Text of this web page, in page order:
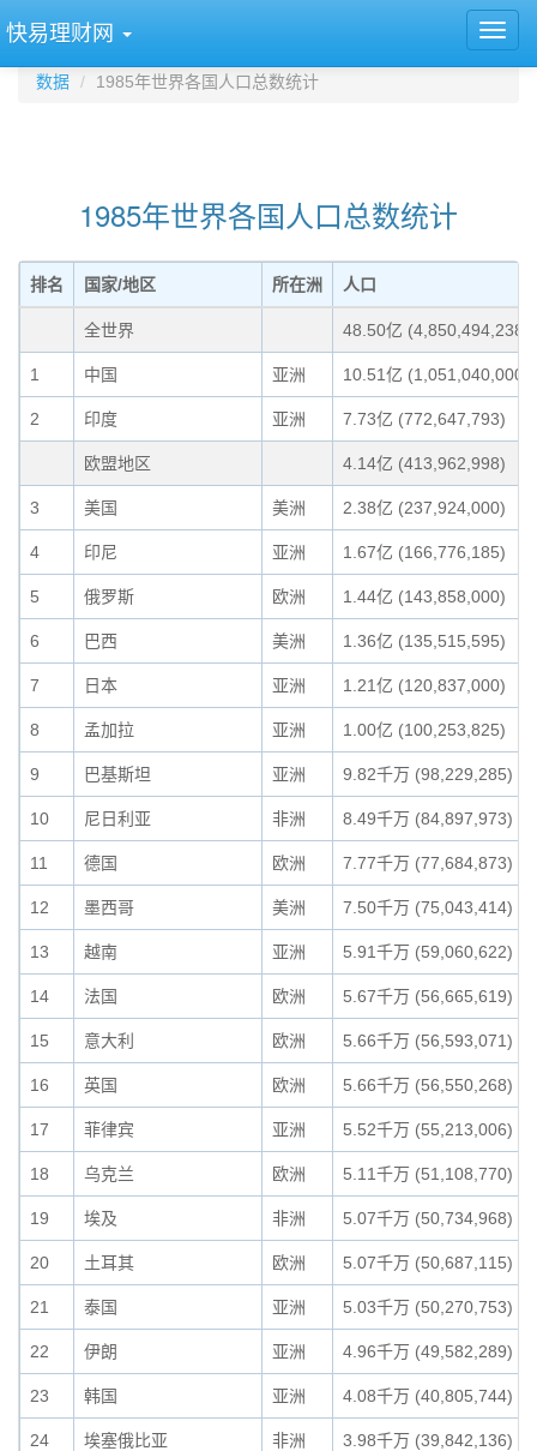
快易理财网
数据 1985年世界各国人口总数统计
1985年世界各国人口总数统计
排名 国家/地区 所在洲 人口
全世界 48.50亿 (4,850,494,238)
1 中国 亚洲 10.51亿 (1,051,040,000)
2 印度 亚洲 7.73亿 (772,647,793)
欧盟地区 4.14亿 (413,962,998)
3 美国 美洲 2.38亿 (237,924,000)
4 印尼 亚洲 1.67亿 (166,776,185)
5 俄罗斯 欧洲 1.44亿 (143,858,000)
6 巴西 美洲 1.36亿 (135,515,595)
7 日本 亚洲 1.21亿 (120,837,000)
8 孟加拉 亚洲 1.00亿 (100,253,825)
9 巴基斯坦 亚洲 9.82千万 (98,229,285)
10 尼日利亚 非洲 8.49千万 (84,897,973)
11 德国 欧洲 7.77千万 (77,684,873)
12 墨西哥 美洲 7.50千万 (75,043,414)
13 越南 亚洲 5.91千万 (59,060,622)
14 法国 欧洲 5.67千万 (56,665,619)
15 意大利 欧洲 5.66千万 (56,593,071)
16 英国 欧洲 5.66千万 (56,550,268)
17 菲律宾 亚洲 5.52千万 (55,213,006)
18 乌克兰 欧洲 5.11千万 (51,108,770)
19 埃及 非洲 5.07千万 (50,734,968)
20 土耳其 欧洲 5.07千万 (50,687,115)
21 泰国 亚洲 5.03千万 (50,270,753)
22 伊朗 亚洲 4.96千万 (49,582,289)
23 韩国 亚洲 4.08千万 (40,805,744)
24 埃塞俄比亚 非洲 3.98千万 (39,842,136)